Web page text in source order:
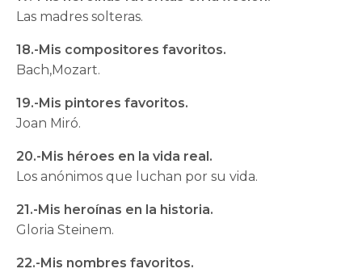
Las madres solteras.
18.-Mis compositores favoritos.
Bach,Mozart.
19.-Mis pintores favoritos.
Joan Miró.
20.-Mis héroes en la vida real.
Los anónimos que luchan por su vida.
21.-Mis heroínas en la historia.
Gloria Steinem.
22.-Mis nombres favoritos.